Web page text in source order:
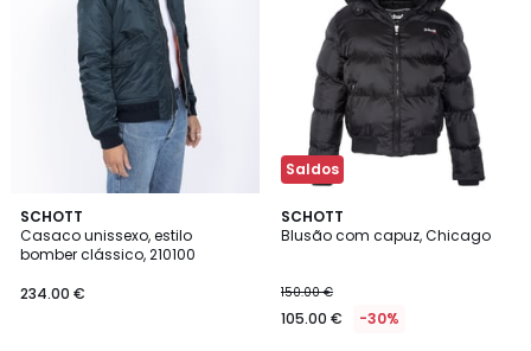
SCHOTT
Casaco unissexo, estilo
bomber clássico, 210100
234.00 €
5
/
5
3
Cores
Saldos
SCHOTT
Blusão com capuz, Chicago
150.00 €
105.00 € -30%
4,8
/ 5